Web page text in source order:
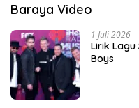
Baraya Video
1 Juli 2026
Lirik Lagu
Boys